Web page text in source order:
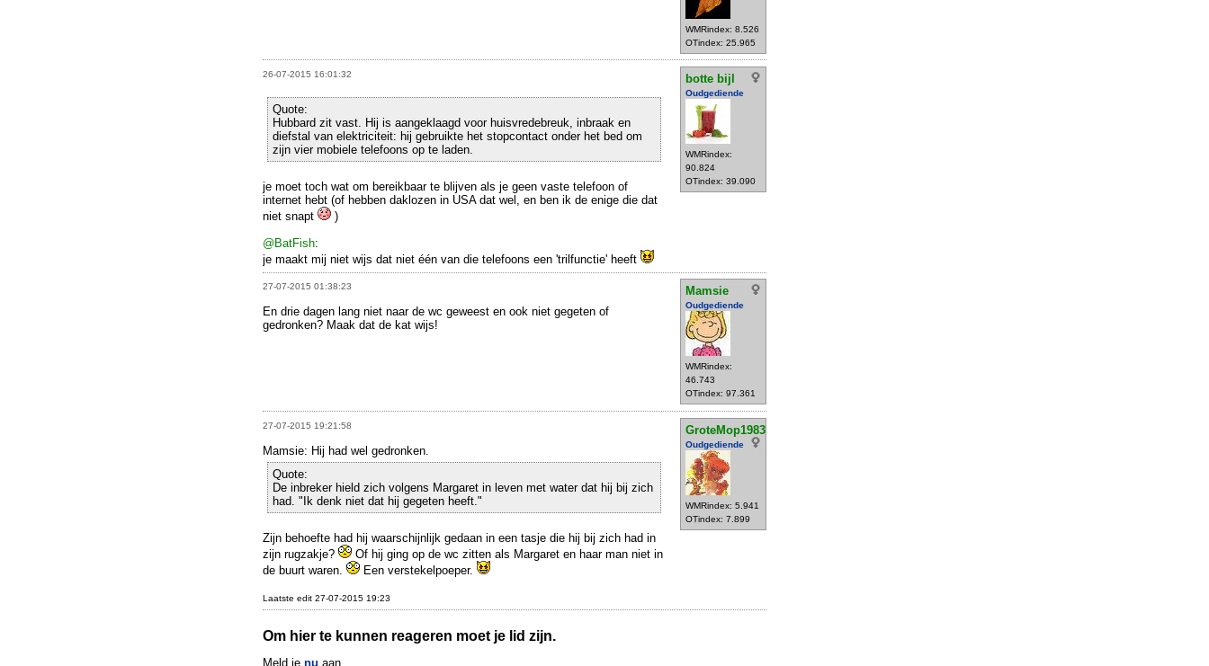
WMRindex: 8.526
OTindex: 25.965
26-07-2015 16:01:32 botte bijl
Oudgediende
WMRindex:
90.824
OTindex: 39.090
Quote:
Hubbard zit vast. Hij is aangeklaagd voor huisvredebreuk, inbraak en
diefstal van elektriciteit: hij gebruikte het stopcontact onder het bed om
zijn vier mobiele telefoons op te laden.
je moet toch wat om bereikbaar te blijven als je geen vaste telefoon of
internet hebt (of hebben daklozen in USA dat wel, en ben ik de enige die dat
niet snapt
)
@BatFish:
je maakt mij niet wijs dat niet één van die telefoons een 'trilfunctie' heeft
27-07-2015 01:38:23 Mamsie
Oudgediende
WMRindex:
46.743
OTindex: 97.361
En drie dagen lang niet naar de wc geweest en ook niet gegeten of
gedronken? Maak dat de kat wijs!
27-07-2015 19:21:58 GroteMop1983
Oudgediende
WMRindex: 5.941
OTindex: 7.899
Mamsie: Hij had wel gedronken.
Quote:
De inbreker hield zich volgens Margaret in leven met water dat hij bij zich
had. "Ik denk niet dat hij gegeten heeft."
Zijn behoefte had hij waarschijnlijk gedaan in een tasje die hij bij zich had in
zijn rugzakje?
Of hij ging op de wc zitten als Margaret en haar man niet in
de buurt waren.
Een verstekelpoeper.
Laatste edit 27-07-2015 19:23
Om hier te kunnen reageren moet je lid zijn.
Meld je nu aan.